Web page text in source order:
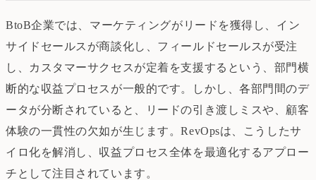
BtoB企業では、マーケティングがリードを獲得し、イン
サイドセールスが商談化し、フィールドセールスが受注
し、カスタマーサクセスが定着を支援するという、部門横
断的な収益プロセスが一般的です。しかし、各部門間のデ
ータが分断されていると、リードの引き渡しミスや、顧客
体験の一貫性の欠如が生じます。RevOpsは、こうしたサ
イロ化を解消し、収益プロセス全体を最適化するアプロー
チとして注目されています。